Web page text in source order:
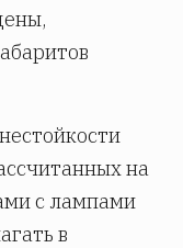
на
с лампами
в